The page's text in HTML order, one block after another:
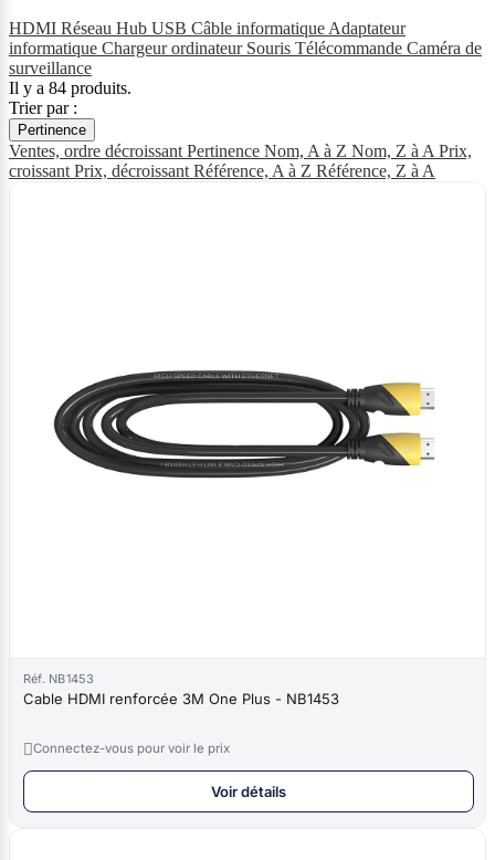
HDMI Réseau Hub USB Câble informatique Adaptateur
informatique Chargeur ordinateur Souris Télécommande Caméra de
surveillance
Il y a 84 produits.
Trier par :
Pertinence
Ventes, ordre décroissant Pertinence Nom, A à Z Nom, Z à A Prix,
croissant Prix, décroissant Référence, A à Z Référence, Z à A
Réf. NB1453
Cable HDMI renforcée 3M One Plus - NB1453
Connectez-vous pour voir le prix
Voir détails